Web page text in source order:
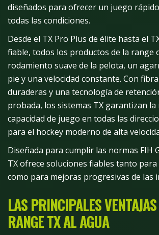
diseñados para ofrecer un juego
todas las condiciones.
Desde el TX Pro Plus de élite hasta el
fiable, todos los productos de la range
rodamiento suave de la pelota, un
pie y una velocidad constante. Con
duraderas y una tecnología de
probada, los sistemas TX garantizan la
capacidad de juego en todas las
para el hockey moderno de alta
Diseñada para cumplir las normas FIH
TX ofrece soluciones fiables tanto
como para mejoras progresivas de las
LAS PRINCIPALES
RANGE TX AL AGUA